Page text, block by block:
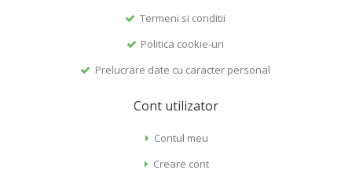
Termeni si conditii
Politica cookie-uri
Prelucrare date cu caracter personal
Cont utilizator
Contul meu
Creare cont